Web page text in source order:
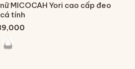
MICOCAH Yori cao cấp đeo
tính